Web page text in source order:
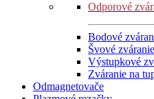
Odporové
Bodové
Švové zváranie
Výstupkové
Zváranie na
Odmagnetovače